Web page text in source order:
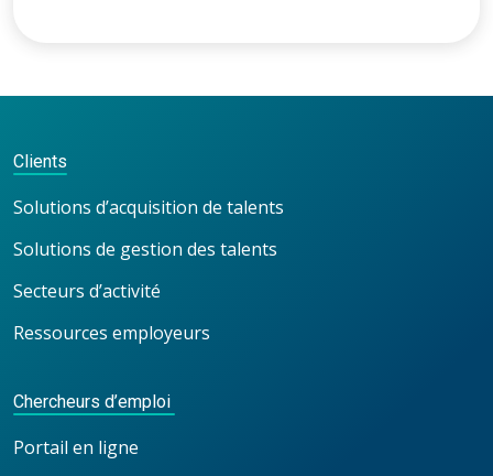
Clients
Solutions d’acquisition de talents
Solutions de gestion des talents
Secteurs d’activité
Ressources employeurs
Chercheurs d’emploi
Portail en ligne